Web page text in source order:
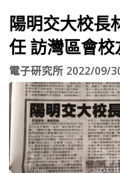
陽明交大校長
任 訪灣區會校
電子研究所 2022/09/